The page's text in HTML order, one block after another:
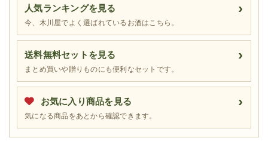
人気ランキングを見る
今、木川屋でよく選ばれているお酒はこちら。
送料無料セットを見る
まとめ買いや贈りものにも便利なセットです。
お気に入り商品を見る
気になる商品をあとから確認できます。